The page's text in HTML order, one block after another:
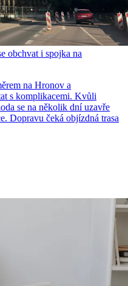
obchvat i spojka na
na Hronov a
s komplikacemi. Kvůli
se na několik dní uzavře
Dopravu čeká objízdná trasa